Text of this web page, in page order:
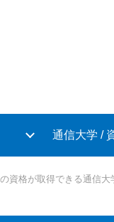
通信大学 /
資格が取得できる通信大